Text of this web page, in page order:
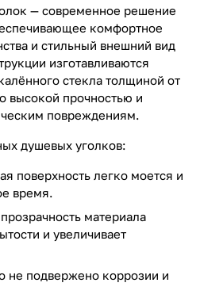
— современное решение
комфортное
и стильный внешний вид
изготавливаются
стекла толщиной от
высокой прочностью и
повреждениям.
душевых уголков:
поверхность легко моется и
время.
материала
и увеличивает
не подвержено коррозии и